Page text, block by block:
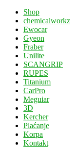
Shop
chemicalworkz
Ewocar
Gyeon
Fraber
Unilite
SCANGRIP
RUPES
Titanium
CarPro
Meguiar
3D
Kercher
Plaćanje
Korpa
Kontakt